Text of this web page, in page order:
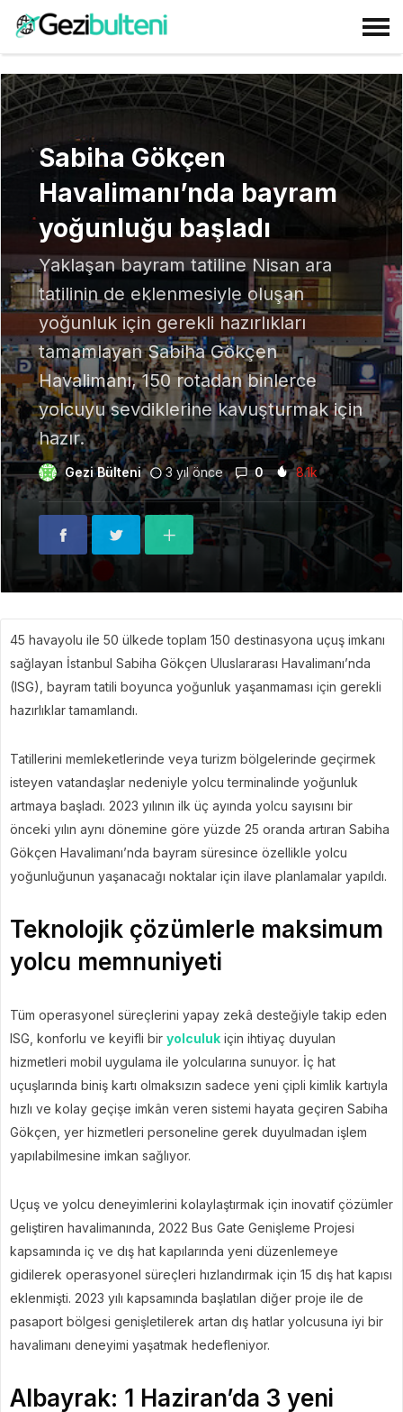
Sabiha Gökçen
Havalimanı’nda bayram
yoğunluğu başladı
Yaklaşan bayram tatiline Nisan ara
tatilinin de eklenmesiyle oluşan
yoğunluk için gerekli hazırlıkları
tamamlayan Sabiha Gökçen
Havalimanı, 150 rotadan binlerce
yolcuyu sevdiklerine kavuşturmak için
hazır.
Gezi Bülteni 3 yıl önce 0 8.1k
45 havayolu ile 50 ülkede toplam 150 destinasyona uçuş imkanı
sağlayan İstanbul Sabiha Gökçen Uluslararası Havalimanı’nda
(ISG), bayram tatili boyunca yoğunluk yaşanmaması için gerekli
hazırlıklar tamamlandı.
Tatillerini memleketlerinde veya turizm bölgelerinde geçirmek
isteyen vatandaşlar nedeniyle yolcu terminalinde yoğunluk
artmaya başladı. 2023 yılının ilk üç ayında yolcu sayısını bir
önceki yılın aynı dönemine göre yüzde 25 oranda artıran Sabiha
Gökçen Havalimanı’nda bayram süresince özellikle yolcu
yoğunluğunun yaşanacağı noktalar için ilave planlamalar yapıldı.
Teknolojik çözümlerle maksimum
yolcu memnuniyeti
Tüm operasyonel süreçlerini yapay zekâ desteğiyle takip eden
ISG, konforlu ve keyifli bir yolculuk için ihtiyaç duyulan
hizmetleri mobil uygulama ile yolcularına sunuyor. İç hat
uçuşlarında biniş kartı olmaksızın sadece yeni çipli kimlik kartıyla
hızlı ve kolay geçişe imkân veren sistemi hayata geçiren Sabiha
Gökçen, yer hizmetleri personeline gerek duyulmadan işlem
yapılabilmesine imkan sağlıyor.
Uçuş ve yolcu deneyimlerini kolaylaştırmak için inovatif çözümler
geliştiren havalimanında, 2022 Bus Gate Genişleme Projesi
kapsamında iç ve dış hat kapılarında yeni düzenlemeye
gidilerek operasyonel süreçleri hızlandırmak için 15 dış hat kapısı
eklenmişti. 2023 yılı kapsamında başlatılan diğer proje ile de
pasaport bölgesi genişletilerek artan dış hatlar yolcusuna iyi bir
havalimanı deneyimi yaşatmak hedefleniyor.
Albayrak: 1 Haziran’da 3 yeni